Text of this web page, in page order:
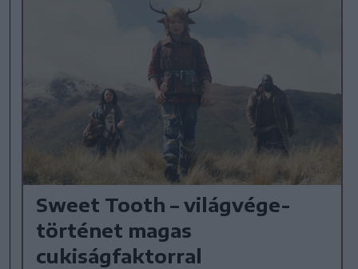
Sweet Tooth – világvége-
történet magas
cukiságfaktorral